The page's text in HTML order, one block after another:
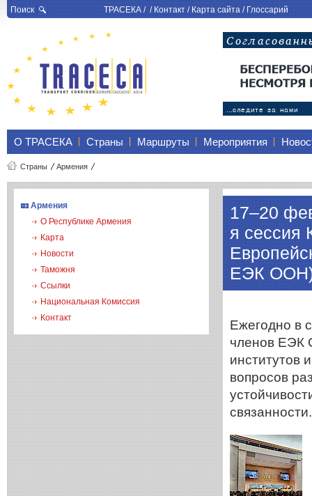
Поиск ТРАСЕКА/ /Контакт/Карта сайта/Глоссарий
О ТРАСЕКА Страны Маршруты Мероприятия
Страны Армения
Армения
О Республике Армения
Карта
Новости
Таможня
Ссылки
Национальная Комиссия
Контакт
17–20
я сессия
ЕЭК
Ежегодно в
членов ЕЭК
институтов
вопросов
связанности.